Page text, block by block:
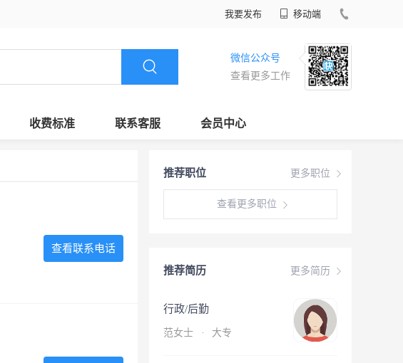
我要发布 移动端
微信公众号
查看更多工作
收费标准 联系客服 会员中心
更多职位
推荐职位
查看更多职位
更多简历
推荐简历
行政/后勤
范女士 · 大专
查看联系电话